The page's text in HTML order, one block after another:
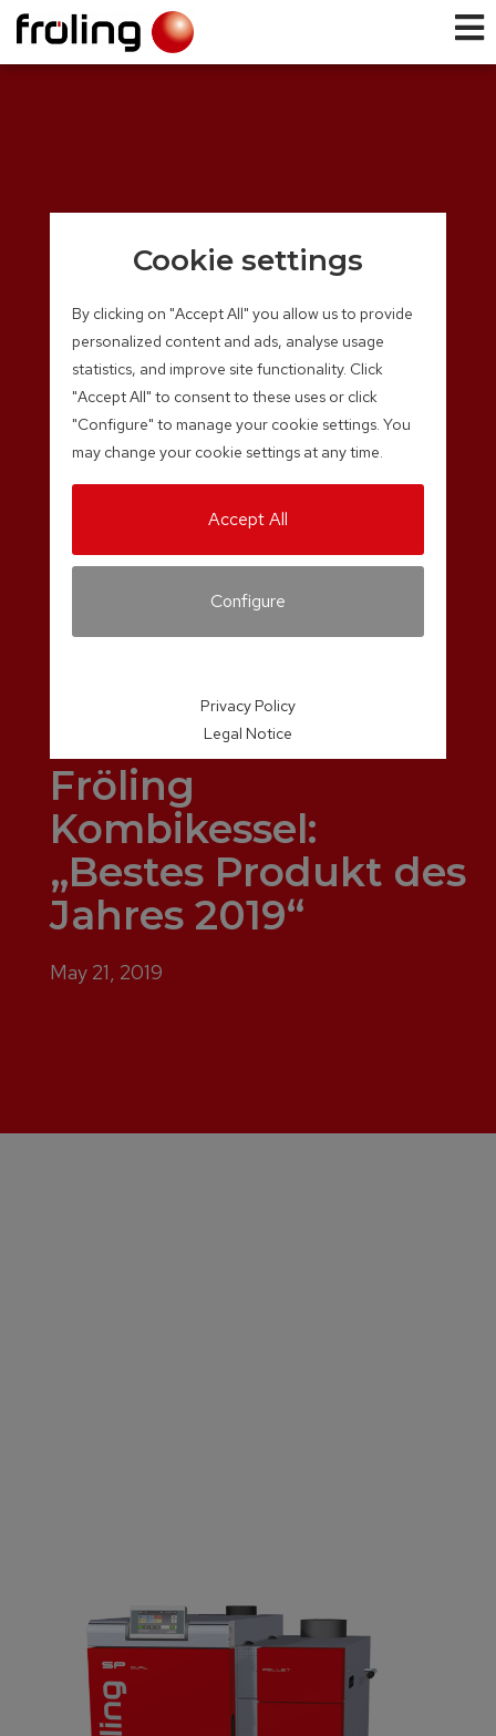
Fröling
Kombikessel:
„Bestes Produkt des
Jahres 2019“
May 21, 2019
Cookie settings
By clicking on "Accept All" you allow us to provide
personalized content and ads, analyse usage
statistics, and improve site functionality. Click
"Accept All" to consent to these uses or click
"Configure" to manage your cookie settings. You
may change your cookie settings at any time.
Accept All
Configure
Privacy Policy
Legal Notice